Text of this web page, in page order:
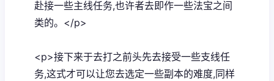
赴接一些主线任务,也许者去即作一些法宝之间
类的。</p>
<p>接下来于去打之前头先去接受一些支线任
务,这式才可以让您去选定一些副本的难度,同样